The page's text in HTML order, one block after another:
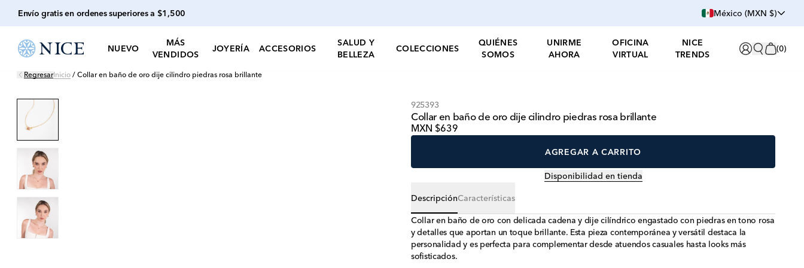
Envío gratis en ordenes superiores a $1,500 México (MXN $)
NUEVO
MÁS
VENDIDOS
JOYERÍA ACCESORIOS
SALUD Y
BELLEZA
COLECCIONES
QUIÉNES
SOMOS
UNIRME
AHORA
OFICINA
VIRTUAL
NICE
TRENDS
(0)
RegresarInicio / Collar en baño de oro dije cilindro piedras rosa brillante
925393
Collar en baño de oro dije cilindro piedras rosa brillante
MXN $639
AGREGAR A CARRITO
Disponibilidad en tienda
DescripciónCaracterísticas
Collar en baño de oro con delicada cadena y dije cilíndrico engastado con piedras en tono rosa
y detalles que aportan un toque brillante. Esta pieza contemporánea y versátil destaca la
personalidad y es perfecta para complementar desde atuendos casuales hasta looks más
sofisticados.